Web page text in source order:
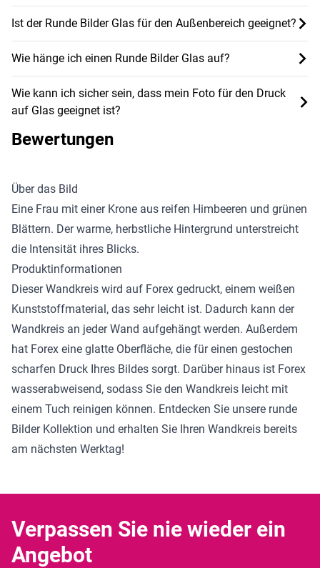
Ist der Runde Bilder Glas für den Außenbereich geeignet?
Wie hänge ich einen Runde Bilder Glas auf?
Wie kann ich sicher sein, dass mein Foto für den Druck
auf Glas geeignet ist?
Bewertungen
Über das Bild
Eine Frau mit einer Krone aus reifen Himbeeren und grünen
Blättern. Der warme, herbstliche Hintergrund unterstreicht
die Intensität ihres Blicks.
Produktinformationen
Dieser Wandkreis wird auf Forex gedruckt, einem weißen
Kunststoffmaterial, das sehr leicht ist. Dadurch kann der
Wandkreis an jeder Wand aufgehängt werden. Außerdem
hat Forex eine glatte Oberfläche, die für einen gestochen
scharfen Druck Ihres Bildes sorgt. Darüber hinaus ist Forex
wasserabweisend, sodass Sie den Wandkreis leicht mit
einem Tuch reinigen können. Entdecken Sie unsere runde
Bilder Kollektion und erhalten Sie Ihren Wandkreis bereits
am nächsten Werktag!
Verpassen Sie nie wieder ein
Angebot